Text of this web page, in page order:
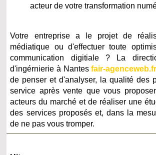
acteur de votre transformation
Votre entreprise a le projet de
médiatique ou d'effectuer toute
communication digitiale ? La
d'ingérnierie à Nantesfair-agenceweb.fr
de penser et d'analyser, la qualité des
service après vente que vous
acteurs du marché et de réaliser une
des services proposés et, dans la
de ne pas vous tromper.